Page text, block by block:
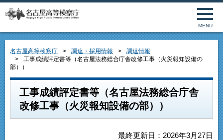
MENU
名古屋高等検察庁 調達・採用情報
調達情報
工事成績評定書等（名古屋法務総合庁舎改修工事（火災報知設備の
部））
工事成績評定書等（名古屋法務総合庁舎
改修工事（火災報知設備の部））
最終更新日：2026年3月27日